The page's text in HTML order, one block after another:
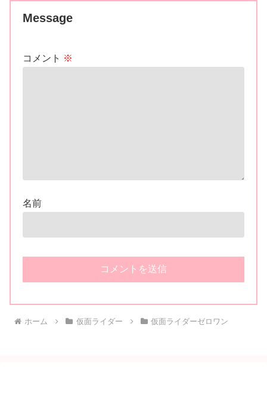
Message
コメント ※
名前
ホーム 仮面ライダー 仮面ライダーゼロワン